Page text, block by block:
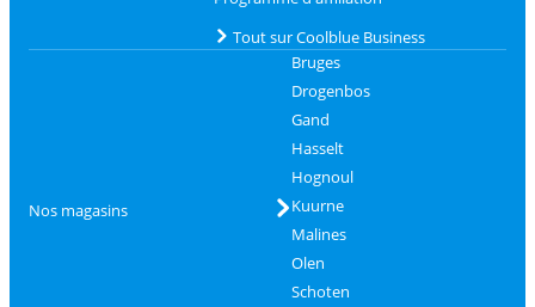
Tout sur Coolblue Business
Nos magasins
Bruges
Drogenbos
Gand
Hasselt
Hognoul
Kuurne
Malines
Olen
Schoten